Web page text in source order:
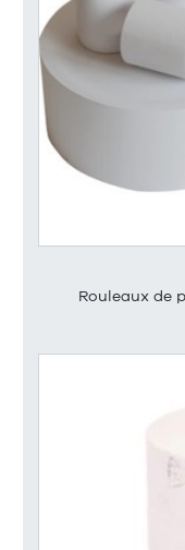
Rouleaux de